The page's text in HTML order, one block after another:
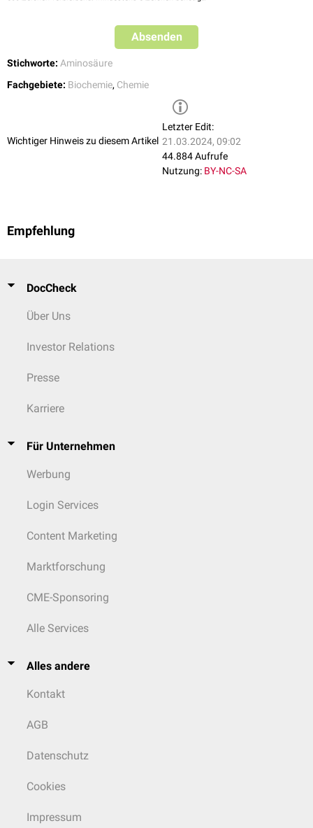
Hexapeptid Neuromedin N
Angiotensin [1-9]
Angiotensin I
Absenden
Stichworte: Aminosäure
Fachgebiete: Biochemie, Chemie
Wichtiger Hinweis zu diesem Artikel
Letzter Edit:
21.03.2024, 09:02
44.884 Aufrufe
Nutzung: BY-NC-SA
Empfehlung
DocCheck
Über Uns
Investor Relations
Presse
Karriere
Für Unternehmen
Werbung
Login Services
Content Marketing
Marktforschung
CME-Sponsoring
Alle Services
Alles andere
Kontakt
AGB
Datenschutz
Cookies
Impressum